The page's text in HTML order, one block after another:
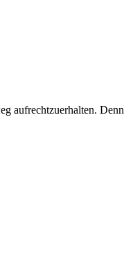
aufrechtzuerhalten. Denn